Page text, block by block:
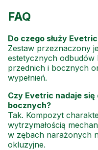
FAQ
Do czego służy
Zestaw przeznaczony
estetycznych
przednich i bocznych
wypełnień.
Czy Evetric nadaje
bocznych?
Tak. Kompozyt
wytrzymałością
w zębach narażonych
okluzyjne.